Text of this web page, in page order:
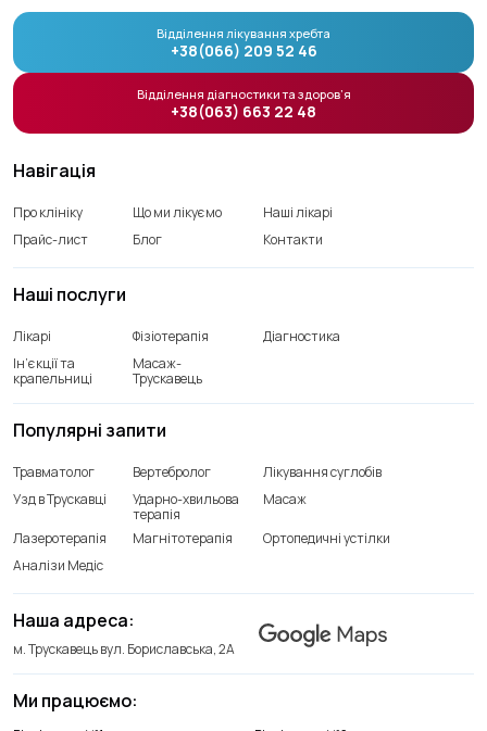
Навігація
Про клініку Що ми лікуємо
Наші лікарі
Прайс-лист
Блог Контакти
Наші послуги
Лікарі Фізіотерапія
Діагностика
Ін’єкції та
крапельниці
Масаж-
Трускавець
Ми працюємо:
Наша адреса:
м. Трускавець вул. Бориславська, 2А
Популярні запити
Травматолог Вертебролог
Лікування суглобів
Узд в Трускавці
Ударно-хвильова
терапія
Масаж
Лазеротерапія Магнітотерапія
Ортопедичні устілки
Аналізи Медіс
Відділення лікування хребта
+38(066) 209 52 46
Відділення діагностики та здоров’я
+38(063) 663 22 48